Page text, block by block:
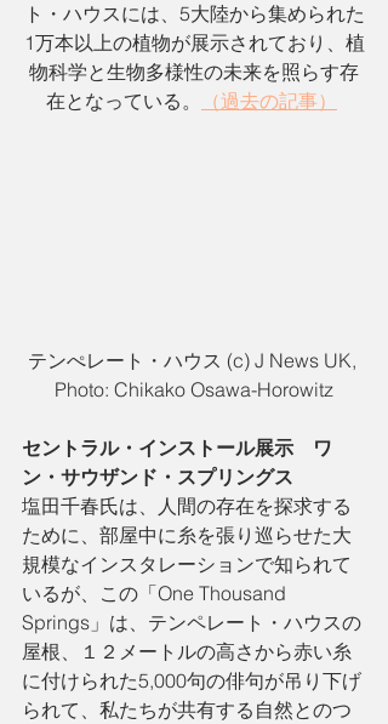
ト・ハウスには、5大陸から集められた
1万本以上の植物が展示されており、植
物科学と生物多様性の未来を照らす存
在となっている。
（過去の記事）
テンぺレート・ハウス (c) J News UK,
Photo: Chikako Osawa-Horowitz
セントラル・インストール展示　ワ
ン・サウザンド・スプリングス
塩田千春氏は、人間の存在を探求する
ために、部屋中に糸を張り巡らせた大
規模なインスタレーションで知られて
いるが、この「One Thousand
Springs」は、テンペレート・ハウスの
屋根、１２メートルの高さから赤い糸
に付けられた5,000句の俳句が吊り下げ
られて、私たちが共有する自然とのつ